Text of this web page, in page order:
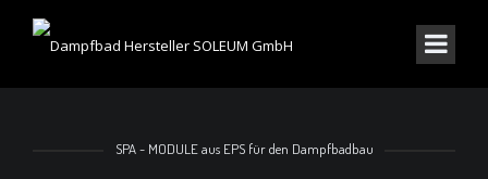
SPA - MODULE aus EPS für den Dampfbadbau